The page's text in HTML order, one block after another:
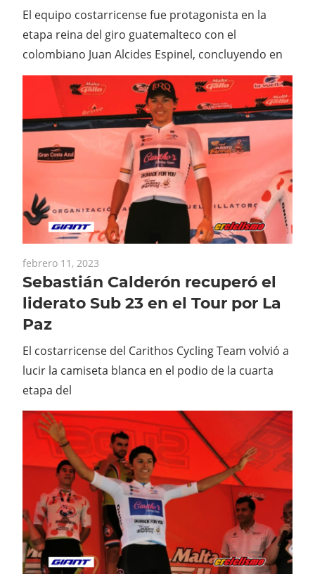
El equipo costarricense fue protagonista en la
etapa reina del giro guatemalteco con el
colombiano Juan Alcides Espinel, concluyendo en
febrero 11, 2023
Sebastián Calderón recuperó el
liderato Sub 23 en el Tour por La
Paz
El costarricense del Carithos Cycling Team volvió a
lucir la camiseta blanca en el podio de la cuarta
etapa del